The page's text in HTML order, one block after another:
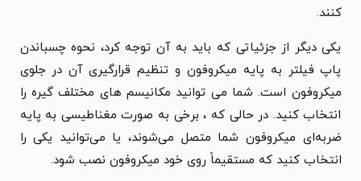
کنند.
یکی دیگر از جزئیاتی که باید به آن توجه کرد، نحوه چسباندن
پاپ فیلتر به پایه میکروفون و تنظیم قرارگیری آن در جلوی
میکروفون است. شما می توانید مکانیسم های مختلف گیره را
انتخاب کنید. در حالی که ، برخی به صورت مغناطیسی به پایه
ضربه‌ای میکروفون شما متصل می‌شوند، یا می‌توانید یکی را
انتخاب کنید که مستقیماً روی خود میکروفون نصب شود.